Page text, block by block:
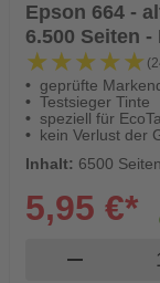
Epson 664 -
6.500 Seiten
★★★★★
★★★★★
geprüfte
Testsieger Tinte
speziell für
kein Verlust der
Inhalt: 6500
5,95 €*
remove